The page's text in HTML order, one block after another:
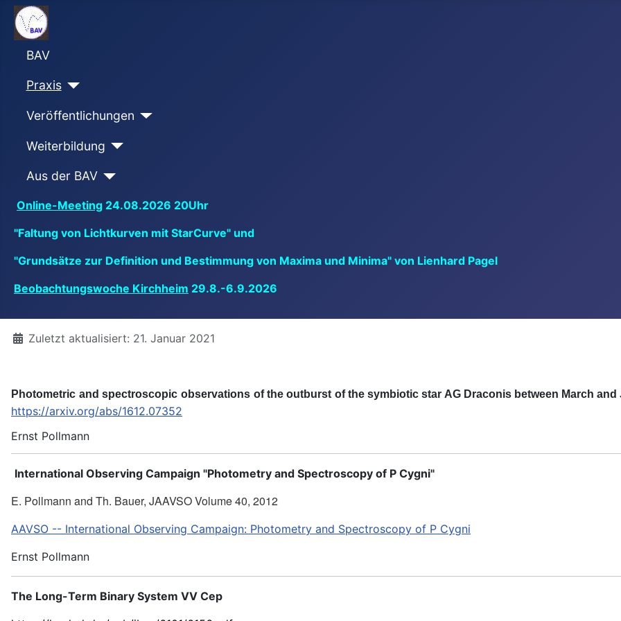
BAV
Praxis
Veröffentlichungen
Weiterbildung
Aus der BAV
Online-Meeting 24.08.2026 20Uhr
"Faltung von Lichtkurven mit StarCurve" und
"Grundsätze zur Definition und Bestimmung von Maxima und Minima" von Lienhard Pagel
Beobachtungswoche Kirchheim 29.8.-6.9.2026
DetailsZuletzt aktualisiert: 21. Januar 2021
P hotometric and spectroscopic observations of the outburst of the symbiotic star AG Draconis between March and
https://arxiv.org/abs/1612.07352
Ernst Pollmann
International Observing Campaign "Photometry and Spectroscopy of P Cygni"
E. Pollmann and Th. Bauer, JAAVSO Volume 40, 2012
AAVSO -- International Observing Campaign: Photometry and Spectroscopy of P Cygni
Ernst Pollmann
The Long-Term Binary System VV Cep